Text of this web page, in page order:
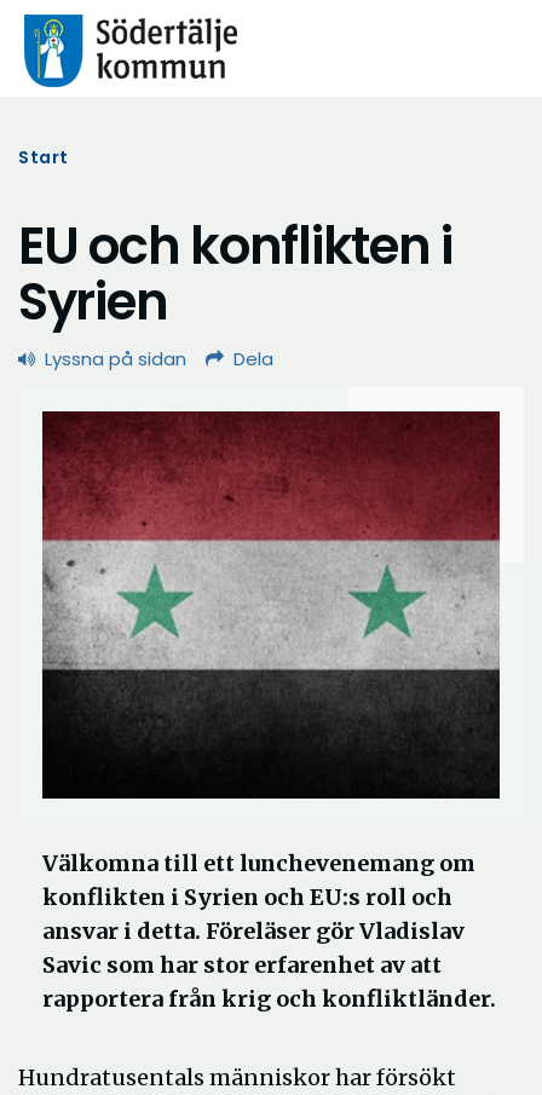
Start
EU och konflikten i
Syrien
Lyssna på sidan Dela
Välkomna till ett lunchevenemang om
konflikten i Syrien och EU:s roll och
ansvar i detta. Föreläser gör Vladislav
Savic som har stor erfarenhet av att
rapportera från krig och konfliktländer.
Hundratusentals människor har försökt